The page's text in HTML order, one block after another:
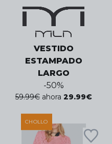
VESTIDO
ESTAMPADO
LARGO
-50%
59.99€ ahora 29.99€
CHOLLO